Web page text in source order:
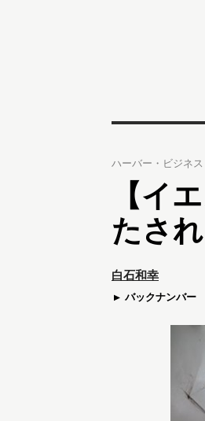
ハーバー・ビジネ
【イ
たさ
白石和幸
バックナンバー